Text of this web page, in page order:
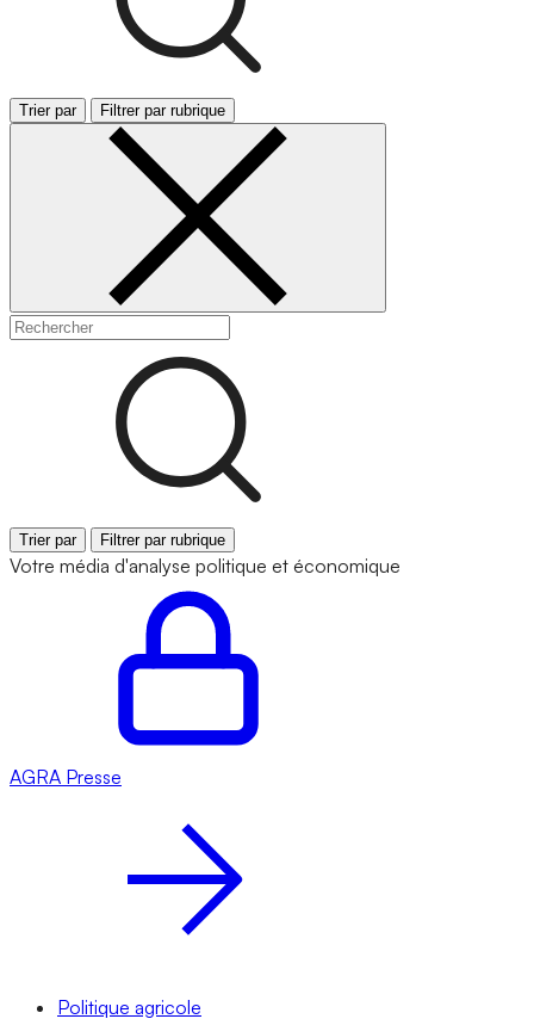
Trier par Filtrer par rubrique
Trier par Filtrer par rubrique
Votre média d'analyse politique et économique
AGRA Presse
Politique agricole